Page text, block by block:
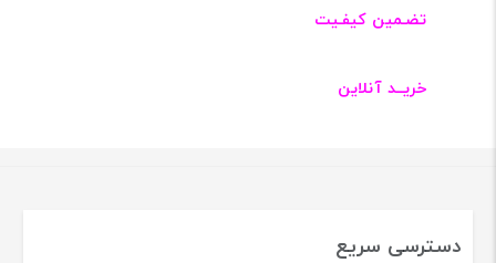
تضـمین کیفـیت
خریــد آنلاین
دسترسی سریع